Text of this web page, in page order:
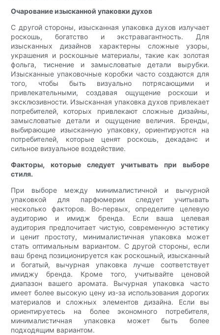
Очарование изысканной упаковки духов
С другой стороны, изысканная упаковка духов излучает
роскошь, богатство и экстравагантность. Для
изысканных дизайнов характерны сложные узоры,
украшения и роскошные материалы, такие как золотая
фольга, тиснение и замысловатые детали вырубки.
Изысканные упаковочные коробки часто создаются для
того, чтобы быть визуально потрясающими и
привлекательными, создавая ощущение роскоши и
эксклюзивности. Изысканная упаковка духов привлекает
потребителей, которых привлекают сложные дизайны,
замысловатые детали и ощущение величия. Бренды,
выбирающие изысканную упаковку, ориентируются на
потребителей, которые ценят роскошь, декаданс и
сильное визуальное воздействие.
Факторы, которые следует учитывать при выборе
стиля.
При выборе между минималистичной и вычурной
упаковкой для парфюмерии следует учитывать
несколько факторов. Во-первых, определите целевую
аудиторию и имидж бренда. Если ваша целевая
аудитория предпочитает чистую, современную эстетику
и ценит простоту, минималистичная упаковка может
стать оптимальным вариантом. С другой стороны, если
ваш бренд позиционируется как роскошный, изысканный
и богатый, вычурная упаковка лучше соответствует
имиджу бренда. Кроме того, учитывайте ценовой
диапазон вашего аромата. Вычурная упаковка часто
имеет более высокую цену из-за использования дорогих
материалов и сложных элементов дизайна. Если вы
ориентируетесь на более экономного потребителя,
минималистичная упаковка может быть более
подходящим вариантом.